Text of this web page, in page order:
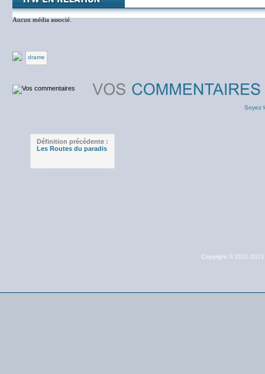
Aucun média associé.
drame
Soyez
Définition précédente :
Les Routes du paradis
Copyright © 2011-